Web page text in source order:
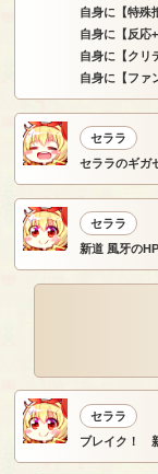
自身に【特殊
自身に【反応
自身に【クリ
自身に【ファ
セララ
セララのギガ
セララ
新道 風牙の
セララ
ブレイク！